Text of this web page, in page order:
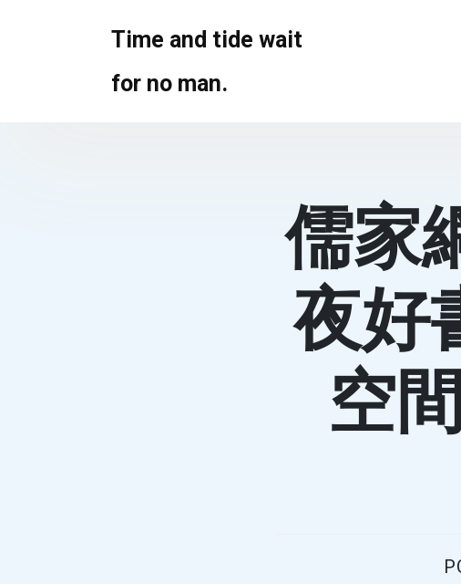
Time and tide wait
for no man.
儒家
夜好
空